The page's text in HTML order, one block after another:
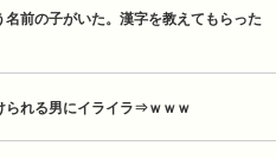
前の子がいた。漢字を教えてもらった
られる男にイライラ⇒ｗｗｗ